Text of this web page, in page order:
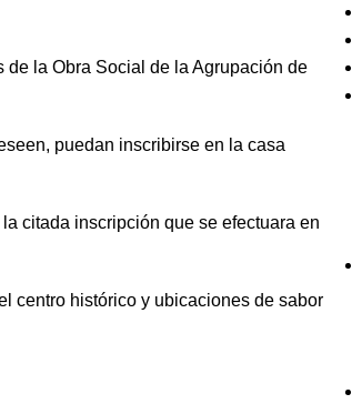
de la Obra Social de la Agrupación de
puedan inscribirse en la casa
citada inscripción que se efectuara en
centro histórico y ubicaciones de sabor